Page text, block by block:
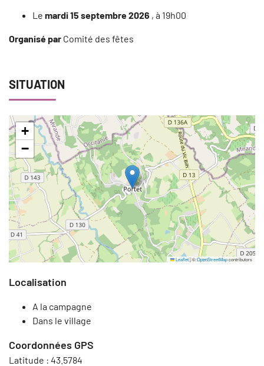
Le mardi 15 septembre 2026 , à 19h00
Organisé par Comité des fêtes
SITUATION
+
−
Leaflet|©OpenStreetMapcontributors
Localisation
A la campagne
Dans le village
Coordonnées GPS
Latitude : 43.5784